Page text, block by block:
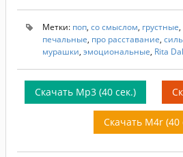
Метки: поп, со смыслом, грустные,
печальные, про расставание,
мурашки, эмоциональные, Rita
Скачать Mp3 (40 сек.)
Скачать M4r (40